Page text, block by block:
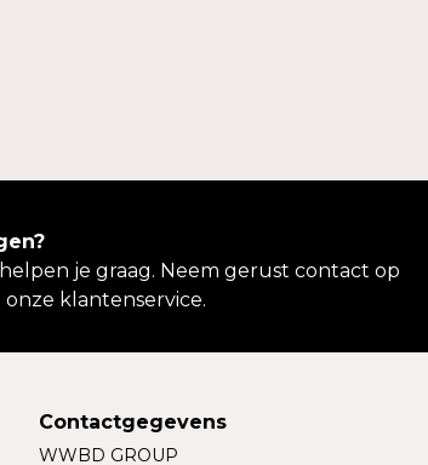
je graag. Neem gerust contact op
onze klantenservice.
Contactgegevens
WWBD GROUP